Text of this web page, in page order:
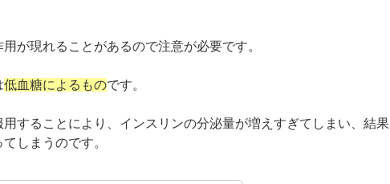
用が現れることがあるので注意が必要です。
低血糖によるものです。
用することにより、インスリンの分泌量が増えすぎてしまい、結果
しまうのです。